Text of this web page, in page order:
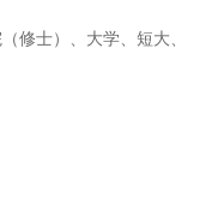
修士）、大学、短大、